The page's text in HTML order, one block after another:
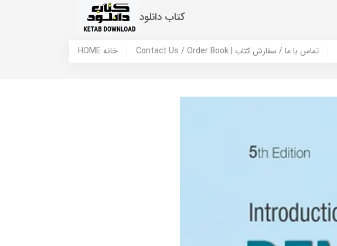
کتاب دانلود
HOME خانه Contact Us / Order Book | تماس با ما / سفارش کتاب